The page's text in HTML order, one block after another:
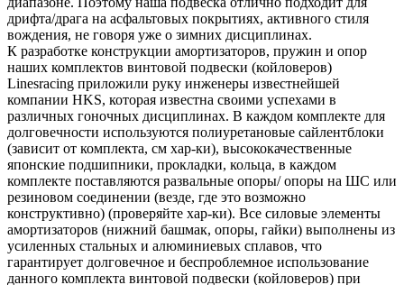
дрифта/драга на асфальтовых покрытиях, активного стиля
вождения, не говоря уже о зимних дисциплинах.
К разработке конструкции амортизаторов, пружин и опор
наших комплектов винтовой подвески (койловеров)
Linesracing приложили руку инженеры известнейшей
компании HKS, которая известна своими успехами в
различных гоночных дисциплинах. В каждом комплекте для
долговечности используются полиуретановые сайлентблоки
(зависит от комплекта, см хар-ки), высококачественные
японские подшипники, прокладки, кольца, в каждом
комплекте поставляются развальные опоры/ опоры на ШС или
резиновом соединении (везде, где это возможно
конструктивно) (проверяйте хар-ки). Все силовые элементы
амортизаторов (нижний башмак, опоры, гайки) выполнены из
усиленных стальных и алюминиевых сплавов, что
гарантирует долговечное и беспроблемное использование
данного комплекта винтовой подвески (койловеров) при